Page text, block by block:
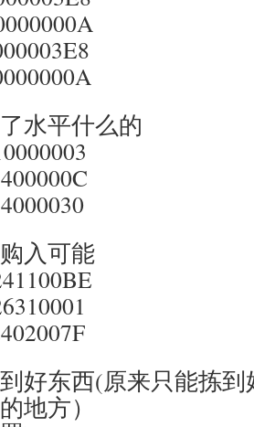
水平什么的
入可能
好东西(原来只能拣
地方）